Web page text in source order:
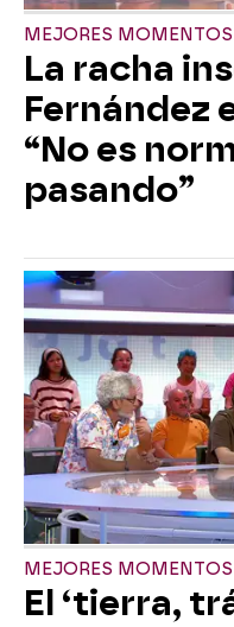
MEJORES
La racha
Fernández
“No es
pasando”
MEJORES
El ‘tierra,